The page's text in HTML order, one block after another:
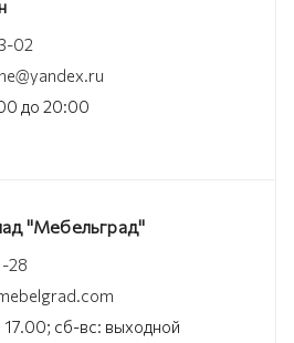
02
до 20:00
"Мебельград"
28
17.00; сб-вс: выходной